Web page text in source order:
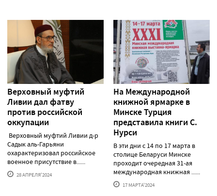
Верховный муфтий
Ливии дал фатву
против российской
оккупации
Верховный муфтий Ливии д-р
Садык аль-Гарьяни
охарактеризовал российское
военное присутствие в......
28 АПРЕЛЯ'2024
На Международной
книжной ярмарке в
Минске Турция
представила книги С.
Нурси
В эти дни с 14 по 17 марта в
столице Беларуси Минске
проходит очередная 31-ая
международная книжная ......
17 МАРТА'2024